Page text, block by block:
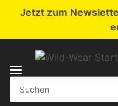
Jetzt zum